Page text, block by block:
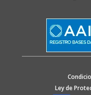
Ley de